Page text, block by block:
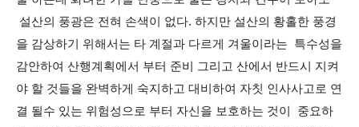
설산의 풍광은 전혀 손색이 없다. 하지만 설산의 황홀한 풍경
을 감상하기 위해서는 타 계절과 다르게 겨울이라는 특수성을
감안하여 산행계획에서 부터 준비 그리고 산에서 반드시 지켜
야 할 것들을 완벽하게 숙지하고 대비하여 자칫 인사사고로 연
결 될수 있는 위험성으로 부터 자신을 보호하는 것이 중요하